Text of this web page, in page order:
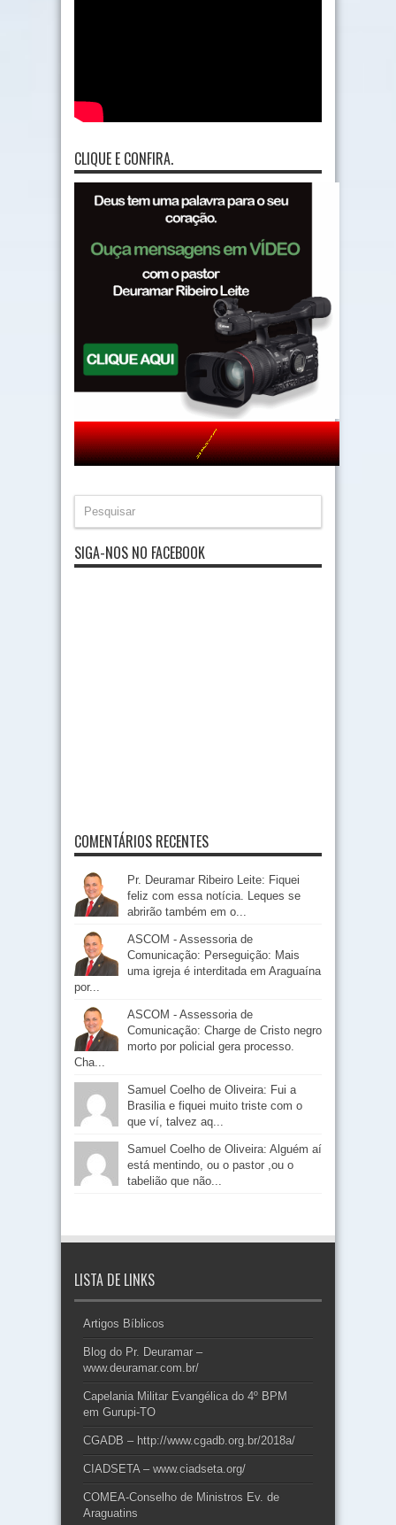
CLIQUE E CONFIRA.
SIGA-NOS NO FACEBOOK
COMENTÁRIOS RECENTES
Pr. Deuramar Ribeiro Leite: Fiquei
feliz com essa notícia. Leques se
abrirão também em o...
ASCOM - Assessoria de
Comunicação: Perseguição: Mais
uma igreja é interditada em Araguaína
por...
ASCOM - Assessoria de
Comunicação: Charge de Cristo negro
morto por policial gera processo.
Cha...
Samuel Coelho de Oliveira: Fui a
Brasilia e fiquei muito triste com o
que ví, talvez aq...
Samuel Coelho de Oliveira: Alguém aí
está mentindo, ou o pastor ,ou o
tabelião que não...
LISTA DE LINKS
Artigos Bíblicos
Blog do Pr. Deuramar –
www.deuramar.com.br/
Capelania Militar Evangélica do 4º BPM
em Gurupi-TO
CGADB – http://www.cgadb.org.br/2018a/
CIADSETA – www.ciadseta.org/
COMEA-Conselho de Ministros Ev. de
Araguatins